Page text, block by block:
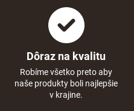
Dôraz na kvalitu
Robíme všetko preto aby
naše produkty boli najlepšie
v krajine.